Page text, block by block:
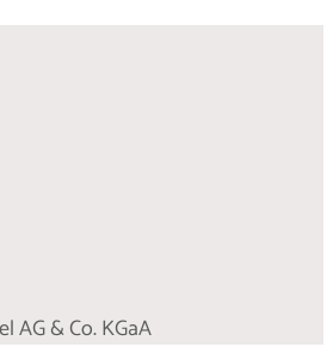
AG & Co. KGaA